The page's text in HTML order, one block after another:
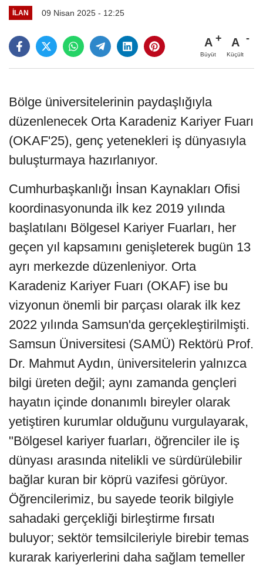
İLAN 09 Nisan 2025 - 12:25
A
Büyüt
A
Küçült
Bölge üniversitelerinin paydaşlığıyla
düzenlenecek Orta Karadeniz Kariyer Fuarı
(OKAF'25), genç yetenekleri iş dünyasıyla
buluşturmaya hazırlanıyor.
Cumhurbaşkanlığı İnsan Kaynakları Ofisi
koordinasyonunda ilk kez 2019 yılında
başlatılanı Bölgesel Kariyer Fuarları, her
geçen yıl kapsamını genişleterek bugün 13
ayrı merkezde düzenleniyor. Orta
Karadeniz Kariyer Fuarı (OKAF) ise bu
vizyonun önemli bir parçası olarak ilk kez
2022 yılında Samsun'da gerçekleştirilmişti.
Samsun Üniversitesi (SAMÜ) Rektörü Prof.
Dr. Mahmut Aydın, üniversitelerin yalnızca
bilgi üreten değil; aynı zamanda gençleri
hayatın içinde donanımlı bireyler olarak
yetiştiren kurumlar olduğunu vurgulayarak,
"Bölgesel kariyer fuarları, öğrenciler ile iş
dünyası arasında nitelikli ve sürdürülebilir
bağlar kuran bir köprü vazifesi görüyor.
Öğrencilerimiz, bu sayede teorik bilgiyle
sahadaki gerçekliği birleştirme fırsatı
buluyor; sektör temsilcileriyle birebir temas
kurarak kariyerlerini daha sağlam temeller